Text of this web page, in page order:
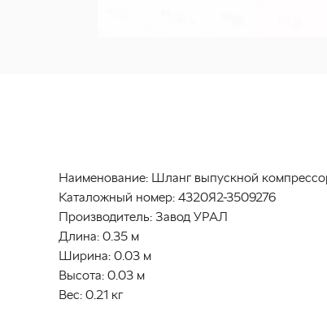
Наименование: Шланг выпускной
Каталожный номер: 4320Я2-3509276
Производитель: Завод УРАЛ
Длина: 0.35 м
Ширина: 0.03 м
Высота: 0.03 м
Вес: 0.21 кг